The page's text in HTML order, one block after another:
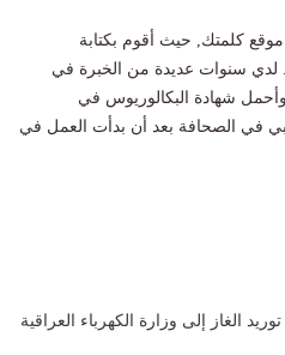
كلمتك, حيث أقوم بكتابة
لدي سنوات عديدة من الخبرة في
شهادة البكالوريوس في
في الصحافة بعد أن بدأت العمل في
الغاز إلى وزارة الكهرباء العراقية